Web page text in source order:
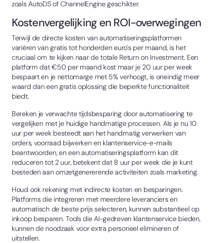
zoals AutoDS of ChannelEngine geschikter.
Kostenvergelijking en ROI-overwegingen
Terwijl de directe kosten van automatiseringsplatformen
variëren van gratis tot honderden euro's per maand, is het
cruciaal om te kijken naar de totale Return on Investment. Een
platform dat €50 per maand kost maar je 20 uur per week
bespaart en je nettomarge met 5% verhoogt, is oneindig meer
waard dan een gratis oplossing die beperkte functionaliteit
biedt.
Bereken je verwachte tijdsbesparing door automatisering te
vergelijken met je huidige handmatige processen. Als je nu 10
uur per week besteedt aan het handmatig verwerken van
orders, voorraad bijwerken en klantenservice-e-mails
beantwoorden, en een automatiseringsplatform kan dit
reduceren tot 2 uur, betekent dat 8 uur per week die je kunt
besteden aan omzetgenererende activiteiten zoals marketing.
Houd ook rekening met indirecte kosten en besparingen.
Platforms die integreren met meerdere leveranciers en
automatisch de beste prijs selecteren, kunnen substantieel op
inkoop besparen. Tools die AI-gedreven klantenservice bieden,
kunnen de noodzaak voor extra personeel elimineren of
uitstellen.